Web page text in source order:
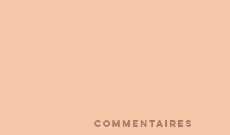
Commentaires